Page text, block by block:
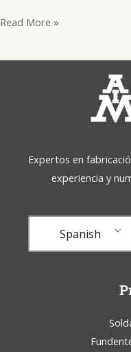
&
Read More »
Expertos en
experiencia y
Spanish